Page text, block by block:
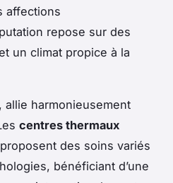
affections
repose sur des
un climat propice à la
allie harmonieusement
centres thermaux
des soins variés
bénéficiant d’une